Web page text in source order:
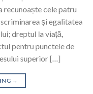
recunoaște cele patru
și egalitatea
dreptul la viață,
pentru punctele de
superior […]
→